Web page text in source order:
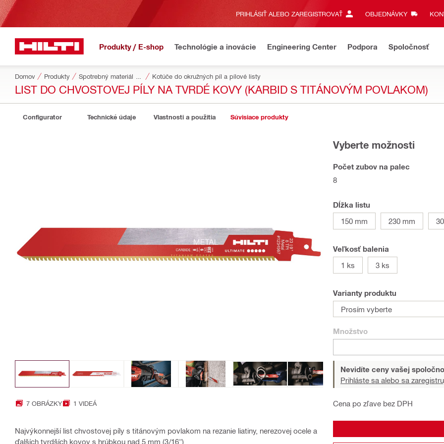
PRIHLÁSIŤ ALEBO ZAREGISTROVAŤ OBJEDNÁVKY
Produkty / E-shop Technológie a inovácie Engineering Center Podpora Spoločnosť
Domov Produkty Kotúče do okružných píl a pílové listy
LIST DO CHVOSTOVEJ PÍLY NA TVRDÉ KOVY (KARBID S TITÁNOVÝM POVLAKOM)
Configurator Technické údaje Vlastnosti a použitia Súvisiace produkty
7 OBRÁZKY 1 VIDEÁ
Najvýkonnejší list chvostovej píly s titánovým povlakom na rezanie liatiny, nerezovej ocele a
ďalších tvrdších kovov s hrúbkou nad 5 mm (3/16")
Vyberte možnosti
Počet zubov na palec
8
Dĺžka listu
150 mm
230 mm
Veľkosť balenia
1 ks
3 ks
Varianty produktu
Prosím vyberte
Množstvo
Nevidíte ceny vašej
Prihláste sa alebo sa
Cena po zľave bez DPH